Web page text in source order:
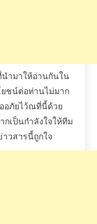
นำมาให้อ่านกันใน
ยชน์ต่อท่านไม่มาก
อภัยไว้ณที่นี้ด้วย
กเป็นกำลังใจให้ทีม
วสารนี้ถูกใจ